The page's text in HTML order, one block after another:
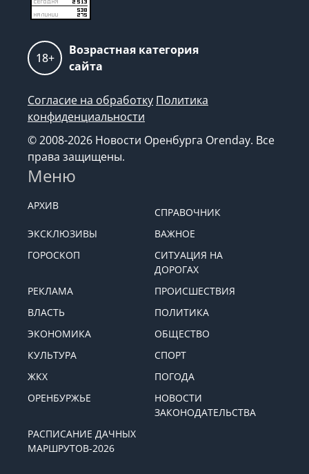
18+
Возрастная категория
сайта
Согласие на обработку Политика
конфиденциальности
© 2008-2026 Новости Оренбурга Orenday. Все
права защищены.
Меню
АРХИВ
СПРАВОЧНИК
ЭКСКЛЮЗИВЫ
ВАЖНОЕ
ГОРОСКОП
СИТУАЦИЯ НА
ДОРОГАХ
РЕКЛАМА
ПРОИСШЕСТВИЯ
ВЛАСТЬ
ПОЛИТИКА
ЭКОНОМИКА
ОБЩЕСТВО
КУЛЬТУРА
СПОРТ
ЖКХ
ПОГОДА
ОРЕНБУРЖЬЕ
НОВОСТИ
ЗАКОНОДАТЕЛЬСТВА
РАСПИСАНИЕ ДАЧНЫХ
МАРШРУТОВ-2026